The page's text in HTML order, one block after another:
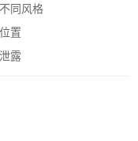
同风格
置
露